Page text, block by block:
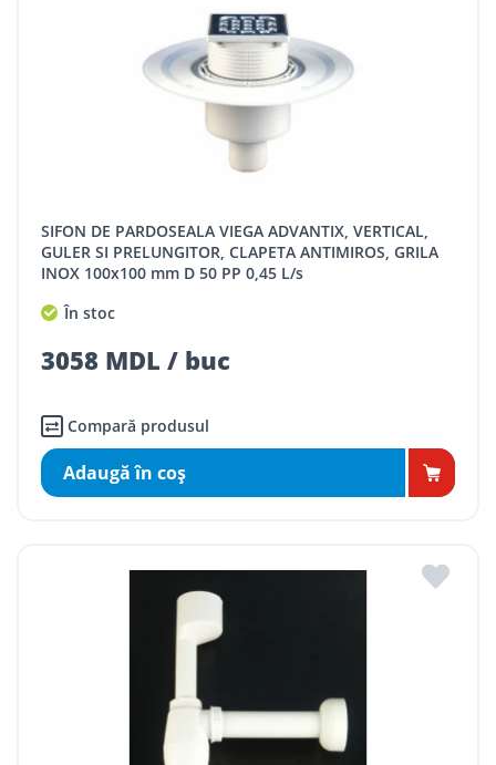
SIFON DE PARDOSEALA VIEGA ADVANTIX, VERTICAL,
GULER SI PRELUNGITOR, CLAPETA ANTIMIROS, GRILA
INOX 100x100 mm D 50 PP 0,45 L/s
În stoc
3058 MDL / buc
Compară produsul
Adaugă în coş